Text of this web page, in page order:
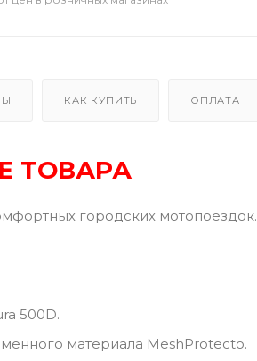
КАК КУПИТЬ ОПЛАТА
ТОВАРА
городских мотопоездок.
500D.
материала MeshProtecto.